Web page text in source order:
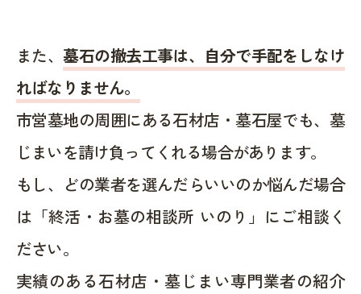
また、墓石の撤去工事は、自分で手配をしなけ
ればなりません。
市営墓地の周囲にある石材店・墓石屋でも、墓
じまいを請け負ってくれる場合があります。
もし、どの業者を選んだらいいのか悩んだ場合
は「終活・お墓の相談所 いのり」にご相談く
ださい。
実績のある石材店・墓じまい専門業者の紹介